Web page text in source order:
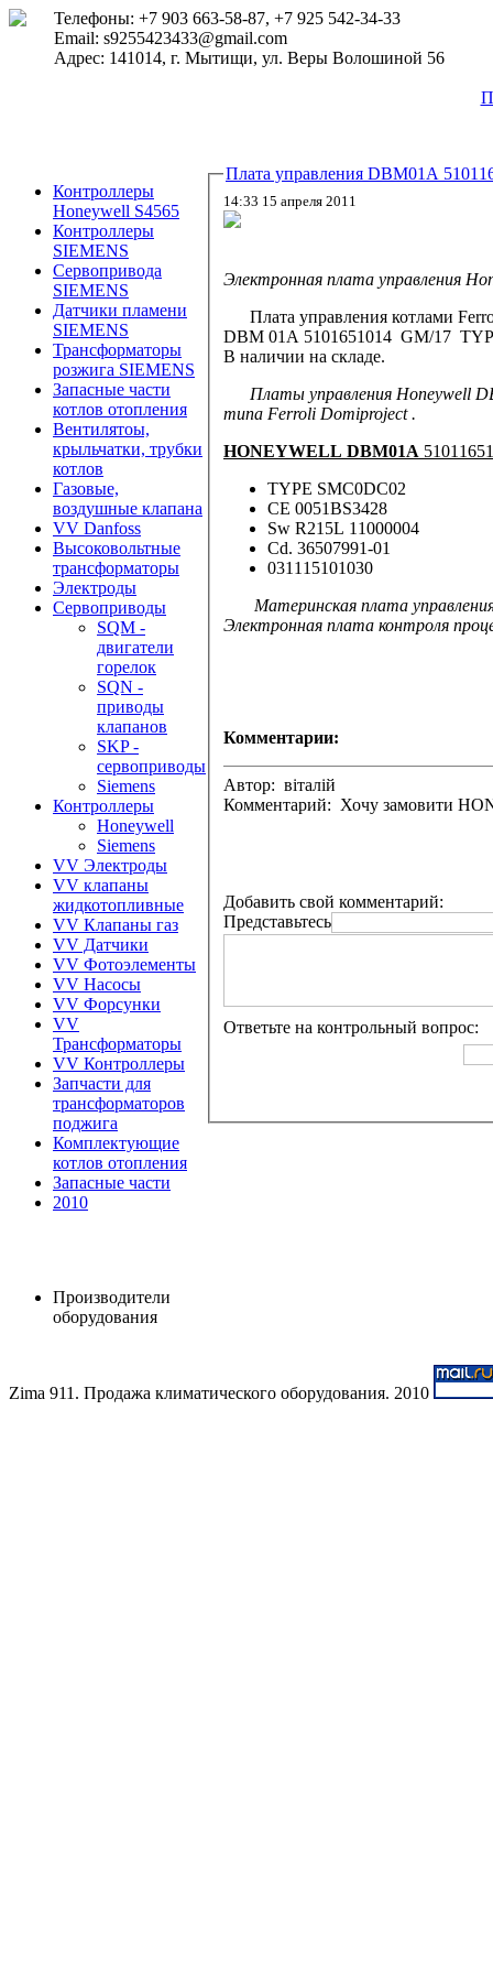
Телефоны: +7 903 663-58-87, +7 925 542-34-33
Email: s9255423433@gmail.com
Адрес: 141014, г. Мытищи, ул. Веры Волошиной 56
Контроллеры
Honeywell S4565
Контроллеры
SIEMENS
Сервопривода
SIEMENS
Датчики пламени
SIEMENS
Трансформаторы
розжига SIEMENS
Запасные части
котлов отопления
Вентилятоы,
крыльчатки, трубки
котлов
Газовые,
воздушные клапана
VV Danfoss
Высоковольтные
трансформаторы
Электроды
Сервоприводы
SQM -
двигатели
горелок
SQN -
приводы
клапанов
SKP -
сервоприводы
Siemens
Контроллеры
Honeywell
Siemens
VV Электроды
VV клапаны
жидкотопливные
VV Клапаны газ
VV Датчики
VV Фотоэлементы
VV Насосы
VV Форсунки
VV
Трансформаторы
VV Контроллеры
Запчасти для
трансформаторов
поджига
Комплектующие
котлов отопления
Запасные части
2010
Производители
оборудования
Плата управления
14:33 15 апреля 2011
Электронная плата управления
Плата управления котлами
DBM 01A 5101651014 GM/17
В наличии на складе.
Платы управления Honeywell
типа Ferroli Domiproject .
HONEYWELL DBM01A
TYPE SMC0DC02
СЕ 0051BS3428
Sw R215L 11000004
Cd. 36507991-01
031115101030
Материнская плата управления
Электронная плата контроля
Комментарии:
Автор: віталій
Комментарий: Хочу замовити
Добавить свой комментарий:
Представьтесь
Ответьте на контрольный вопрос:
Zima 911. Продажа климатического оборудования. 2010